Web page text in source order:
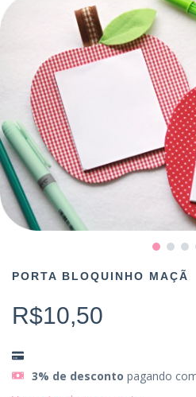
PORTA BLOQUINHO MAÇÃ
R$10,50
3% de desconto pagando